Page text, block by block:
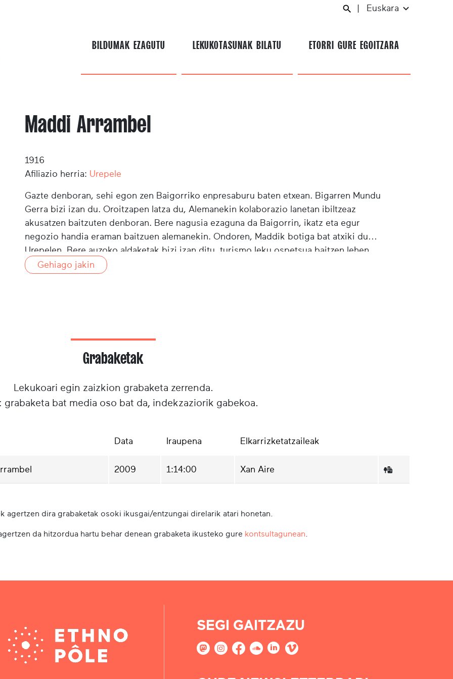
Euskara
BILDUMAK EZAGUTU LEKUKOTASUNAK BILATU ETORRI GURE EGOITZARA
Maddi Arrambel
1916
Afiliazio herria: Urepele
Gazte denboran, sehi egon zen Baigorriko enpresaburu baten etxean. Bigarren Mundu
Gerra bizi izan du. Oroitzapen latza du, Alemanekin kolaborazio lanetan ibiltzeaz
akusatzen baitzuten denboran. Bere nagusia ezaguna da Baigorrin, ikatz eta egur
negozio handia eraman baitzuen alemanekin. Ondoren, Maddik botiga bat atxiki du
Urepelen. Bere auzoko aldaketak bizi izan ditu, turismo leku ospetsua baitzen lehen.
Fededun handia ere da. Urepeleko emazterik xaharrena.
Gehiago jakin
Grabaketak
Lekukoari egin zaizkion grabaketa zerrenda.
grabaketa bat media oso bat da, indekzaziorik gabekoa.
Data Iraupena Elkarrizketatzaileak
2009 1:14:00 Xan Aire
agertzen dira grabaketak osoki ikusgai/entzungai direlarik atari honetan.
da hitzordua hartu behar denean grabaketa ikusteko gure kontsultagunean
SEGI GAITZAZU